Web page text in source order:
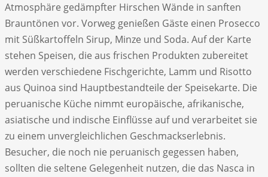
Atmosphäre gedämpfter Hirschen Wände in sanften
Brauntönen vor. Vorweg genießen Gäste einen Prosecco
mit Süßkartoffeln Sirup, Minze und Soda. Auf der Karte
stehen Speisen, die aus frischen Produkten zubereitet
werden verschiedene Fischgerichte, Lamm und Risotto
aus Quinoa sind Hauptbestandteile der Speisekarte. Die
peruanische Küche nimmt europäische, afrikanische,
asiatische und indische Einflüsse auf und verarbeitet sie
zu einem unvergleichlichen Geschmackserlebnis.
Besucher, die noch nie peruanisch gegessen haben,
sollten die seltene Gelegenheit nutzen, die das Nasca in